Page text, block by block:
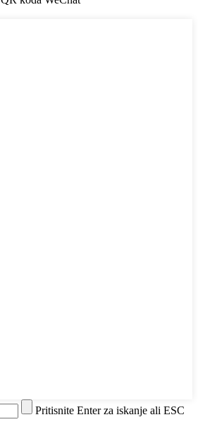
Pritisnite Enter za iskanje ali ESC